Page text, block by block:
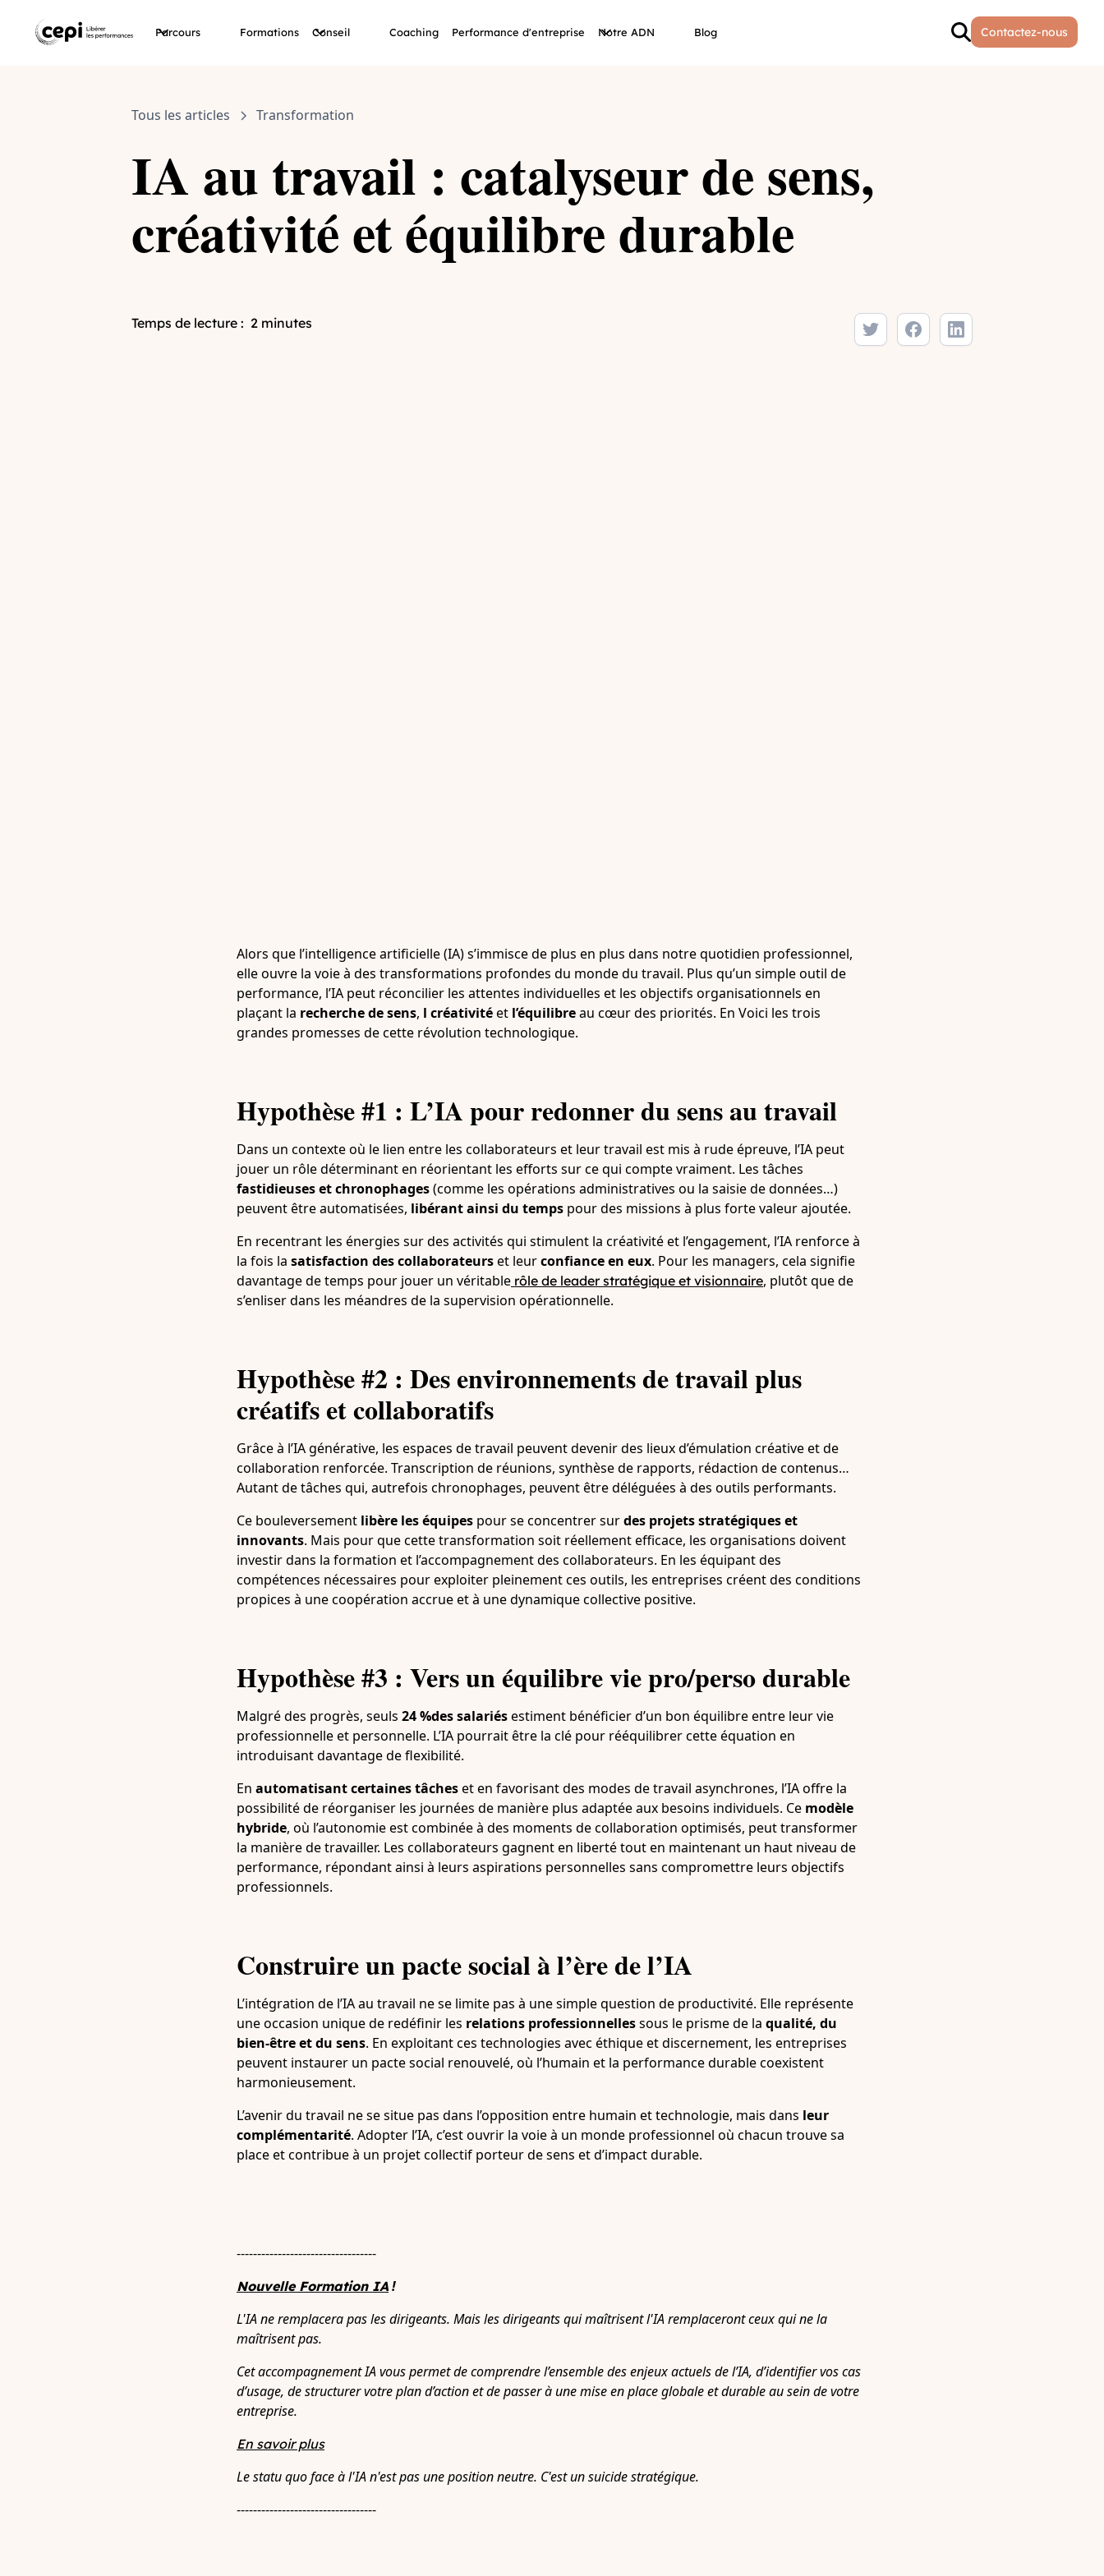
Parcours Formations Conseil Coaching Performance d'entreprise Notre ADN Blog Contactez-nous
Tous les articles Transformation
IA au travail : catalyseur de sens,
créativité et équilibre durable
Temps de lecture : 2 minutes
Alors que l’intelligence artificielle (IA) s’immisce de plus en plus dans notre quotidien professionnel,
elle ouvre la voie à des transformations profondes du monde du travail. Plus qu’un simple outil de
performance, l’IA peut réconcilier les attentes individuelles et les objectifs organisationnels en
plaçant la recherche de sens, l créativitéet l’équilibreau cœur des priorités. En Voici les trois
grandes promesses de cette révolution technologique.
Hypothèse #1 : L’IA pour redonner du sens au travail
Dans un contexte où le lien entre les collaborateurs et leur travail est mis à rude épreuve, l’IA peut
jouer un rôle déterminant en réorientant les efforts sur ce qui compte vraiment. Les tâches
fastidieuses et chronophages(comme les opérations administratives ou la saisie de données…)
peuvent être automatisées, libérant ainsi du temps pour des missions à plus forte valeur ajoutée.
En recentrant les énergies sur des activités qui stimulent la créativité et l’engagement, l’IA renforce à
la fois la satisfaction des collaborateurset leurconfiance en eux. Pour les managers, cela signifie
davantage de temps pour jouer un véritable rôle de leader stratégique et visionnaire, plutôt que de
s’enliser dans les méandres de la supervision opérationnelle.
Hypothèse #2 : Des environnements de travail plus
créatifs et collaboratifs
Grâce à l’IA générative, les espaces de travail peuvent devenir des lieux d’émulation créative et de
collaboration renforcée. Transcription de réunions, synthèse de rapports, rédaction de contenus…
Autant de tâches qui, autrefois chronophages, peuvent être déléguées à des outils performants.
Ce bouleversement libère les équipes pour se concentrer surdes projets stratégiques et
innovants. Mais pour que cette transformation soit réellement efficace, les organisations doivent
investir dans la formation et l’accompagnement des collaborateurs. En les équipant des
compétences nécessaires pour exploiter pleinement ces outils, les entreprises créent des conditions
propices à une coopération accrue et à une dynamique collective positive.
Hypothèse #3 : Vers un équilibre vie pro/perso durable
Malgré des progrès, seuls 24 %des salariésestiment bénéficier d’un bon équilibre entre leur vie
professionnelle et personnelle. L’IA pourrait être la clé pour rééquilibrer cette équation en
introduisant davantage de flexibilité.
En automatisant certaines tâcheset en favorisant des modes de travail asynchrones, l’IA offre la
possibilité de réorganiser les journées de manière plus adaptée aux besoins individuels. Ce modèle
hybride, où l’autonomie est combinée à des moments de collaboration optimisés, peut transformer
la manière de travailler. Les collaborateurs gagnent en liberté tout en maintenant un haut niveau de
performance, répondant ainsi à leurs aspirations personnelles sans compromettre leurs objectifs
professionnels.
Construire un pacte social à l’ère de l’IA
L’intégration de l’IA au travail ne se limite pas à une simple question de productivité. Elle représente
une occasion unique de redéfinir les relations professionnellessous le prisme de la qualité, du
bien-être et du sens. En exploitant ces technologies avec éthique et discernement, les entreprises
peuvent instaurer un pacte social renouvelé, où l’humain et la performance durable coexistent
harmonieusement.
L’avenir du travail ne se situe pas dans l’opposition entre humain et technologie, mais dans leur
complémentarité. Adopter l’IA, c’est ouvrir la voie à un monde professionnel où chacun trouve sa
place et contribue à un projet collectif porteur de sens et d’impact durable.
----------------------------------
Nouvelle Formation IA !
L'IA ne remplacera pas les dirigeants. Mais les dirigeants qui maîtrisent l'IA remplaceront ceux qui ne la
maîtrisent pas.
Cet accompagnement IA vous permet de comprendre l’ensemble des enjeux actuels de l’IA, d’identifier vos cas
d’usage, de structurer votre plan d’action et de passer à une mise en place globale et durable au sein de votre
entreprise.
En savoir plus
Le statu quo face à l'IA n'est pas une position neutre. C'est un suicide stratégique.
----------------------------------